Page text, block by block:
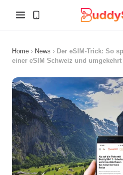
Home › News › Der eSIM-Trick: So
einer eSIM Schweiz und umgekehrt